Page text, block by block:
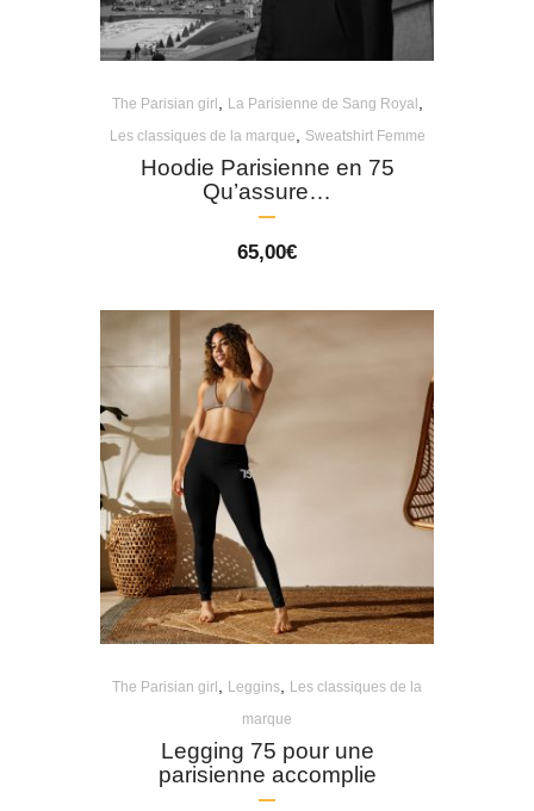
The Parisian girl La Parisienne de Sang Royal
Les classiques de la marque Sweatshirt Femme
Hoodie Parisienne en 75
Qu’assure…
65,00€
The Parisian girl Leggins
Les classiques de la
marque
Legging 75 pour une
parisienne accomplie